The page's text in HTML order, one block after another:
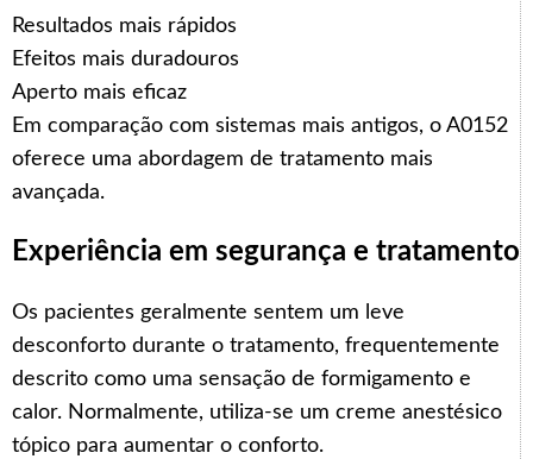
Resultados mais rápidos
Efeitos mais duradouros
Aperto mais eficaz
Em comparação com sistemas mais antigos, o A0152
oferece uma abordagem de tratamento mais
avançada.
Experiência em segurança e tratamento
Os pacientes geralmente sentem um leve
desconforto durante o tratamento, frequentemente
descrito como uma sensação de formigamento e
calor. Normalmente, utiliza-se um creme anestésico
tópico para aumentar o conforto.